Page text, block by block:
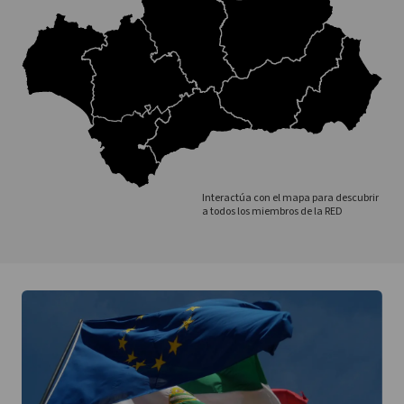
Interactúa con el mapa para descubrir
a todos los miembros de la RED